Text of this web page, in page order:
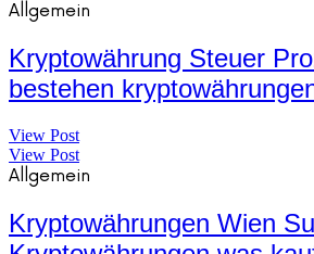
Allgemein
Kryptowährung Steuer
bestehen
View Post
View Post
Allgemein
Kryptowährungen Wien